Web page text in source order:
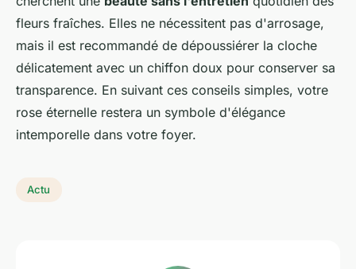
fleurs fraîches. Elles ne nécessitent pas d'arrosage,
mais il est recommandé de dépoussiérer la cloche
délicatement avec un chiffon doux pour conserver sa
transparence. En suivant ces conseils simples, votre
rose éternelle restera un symbole d'élégance
intemporelle dans votre foyer.
Actu